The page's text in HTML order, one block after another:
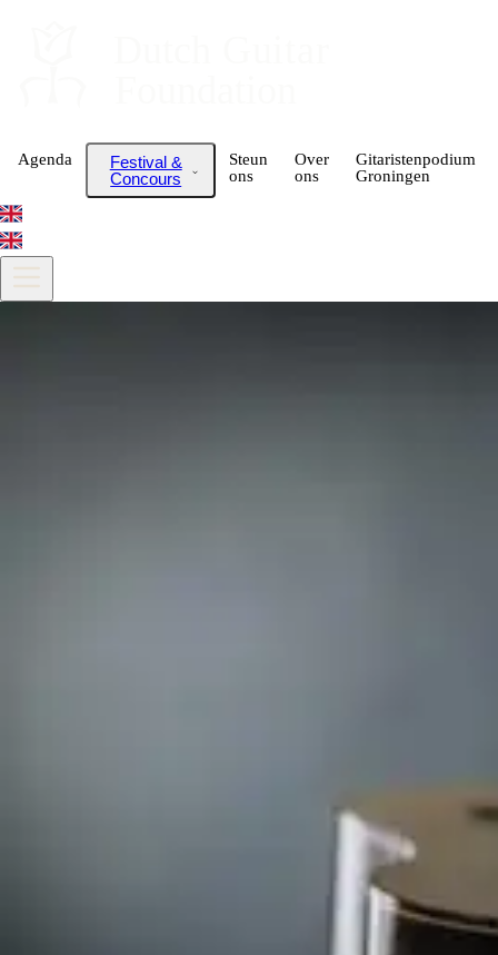
Agenda
Festival &
Concours
Steun
ons
Over
ons
Gitaristenpodium
Groningen